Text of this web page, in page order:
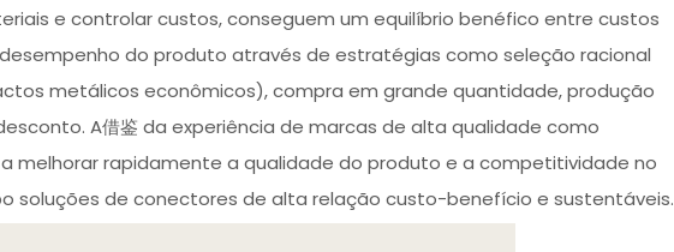
e controlar custos, conseguem um equilíbrio benéfico entre custos
do produto através de estratégias como seleção racional
metálicos econômicos), compra em grande quantidade, produção
A借鉴 da experiência de marcas de alta qualidade como
melhorar rapidamente a qualidade do produto e a competitividade no
soluções de conectores de alta relação custo-benefício e sustentáveis.